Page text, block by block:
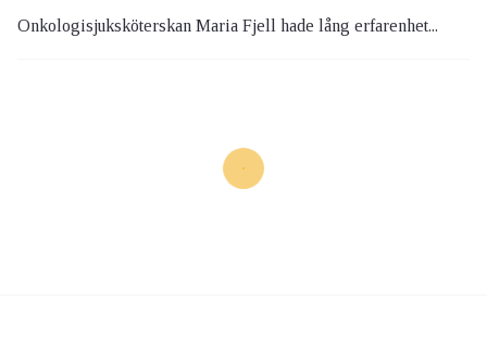
Onkologisjuksköterskan Maria Fjell hade lång erfarenhet...